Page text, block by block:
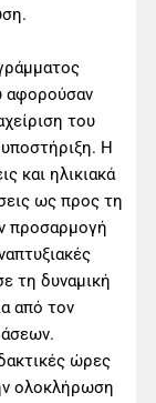
αφορούσαν
του
Η
και ηλικιακά
ως προς τη
προσαρμογή
τη δυναμική
από τον
ώρες
ολοκλήρωση